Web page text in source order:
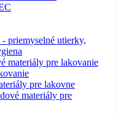
utierky,
materiály pre lakovanie
pre lakovne
materiály pre